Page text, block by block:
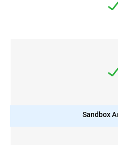
Sandbox